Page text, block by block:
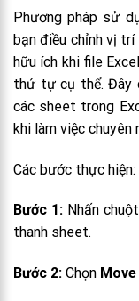
Phương pháp sử
bạn điều chỉnh vị
hữu ích khi file
thứ tự cụ thể. Đây
các sheet trong
khi làm việc chuyên
Các bước thực hiện:
Bước 1: Nhấn
thanh sheet.
Bước 2: Chọn